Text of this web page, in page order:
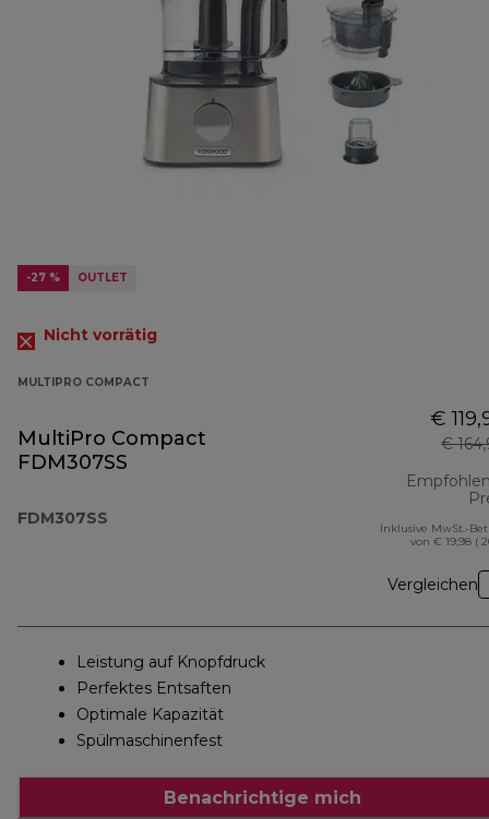
-27 % OUTLET
Nicht vorrätig
MULTIPRO COMPACT
MultiPro Compact
FDM307SS
FDM307SS
€
€
Inklusive MwSt.-
von € 19,98 (
Vergleichen
Leistung auf Knopfdruck
Perfektes Entsaften
Optimale Kapazität
Spülmaschinenfest
Benachrichtige mich